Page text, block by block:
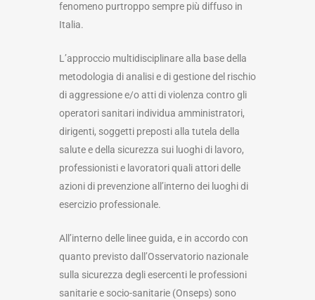
fenomeno purtroppo sempre più diffuso in
Italia.
L’approccio multidisciplinare alla base della
metodologia di analisi e di gestione del rischio
di aggressione e/o atti di violenza contro gli
operatori sanitari individua amministratori,
dirigenti, soggetti preposti alla tutela della
salute e della sicurezza sui luoghi di lavoro,
professionisti e lavoratori quali attori delle
azioni di prevenzione all’interno dei luoghi di
esercizio professionale.
All’interno delle linee guida, e in accordo con
quanto previsto dall’Osservatorio nazionale
sulla sicurezza degli esercenti le professioni
sanitarie e socio-sanitarie (Onseps) sono